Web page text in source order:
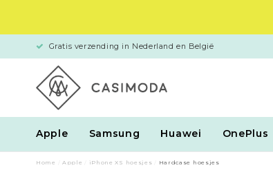
Gratis verzending in Nederland en België
Apple Samsung Huawei OnePlus
Home Apple iPhone XS hoesjes Hardcase hoesjes